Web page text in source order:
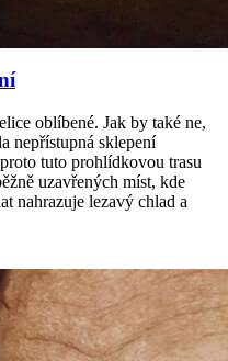
oblíbené. Jak by také ne,
nepřístupná sklepení
tuto prohlídkovou trasu
uzavřených míst, kde
nahrazuje lezavý chlad a